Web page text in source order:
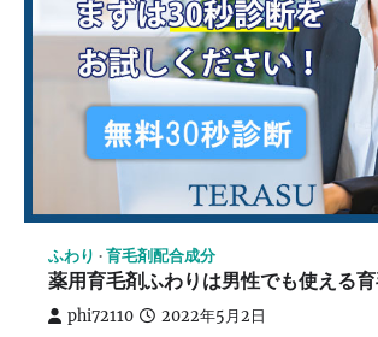
ふわり 育毛剤配合成分
薬用育毛剤ふわりは男性でも使える
phi72110 2022年5月2日